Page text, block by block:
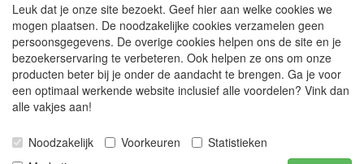
zijn inclusief 21% BTW
Betalingen:
Wero Ideal
Paypal
Bancontact (belgië)
Leuk dat je onze site bezoekt. Geef hier aan welke cookies we
mogen plaatsen. De noodzakelijke cookies verzamelen geen
persoonsgegevens. De overige cookies helpen ons de site en je
bezoekerservaring te verbeteren. Ook helpen ze ons om onze
producten beter bij je onder de aandacht te brengen. Ga je voor
een optimaal werkende website inclusief alle voordelen? Vink dan
alle vakjes aan!
Noodzakelijk Voorkeuren
Statistieken